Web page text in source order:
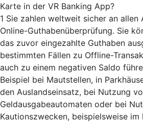
Karte in der VR Banking App?
1 Sie zahlen weltweit sicher an
Online-Guthabenüberprüfung. Sie
das zuvor eingezahlte Guthaben
bestimmten Fällen zu Offline-
auch zu einem negativen Saldo
Beispiel bei Mautstellen, in
den Auslandseinsatz, bei Nutzung
Geldausgabeautomaten oder bei
Kautionszwecken, beispielsweise